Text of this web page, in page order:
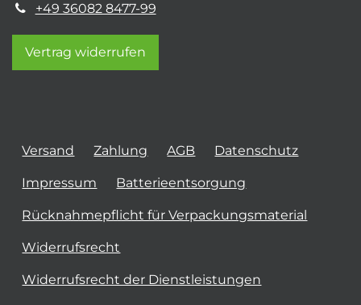
+49 36082 8477-99
Vertrag widerrufen
Versand Zahlung AGB Datenschutz
Impressum Batterieentsorgung
Rücknahmepflicht für Verpackungsmaterial
Widerrufsrecht
Widerrufsrecht der Dienstleistungen